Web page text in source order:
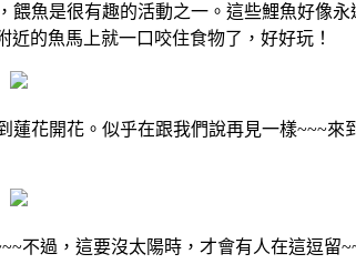
魚是很有趣的活動之一。這些鯉魚好像
的魚馬上就一口咬住食物了，好好玩！
花開花。似乎在跟我們說再見一樣~~~
過，這要沒太陽時，才會有人在這逗留